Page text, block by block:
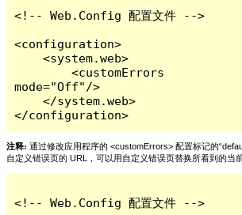
<!-- Web.Config 配置文件 -->
<configuration>
    <system.web>
        <customErrors
mode="Off"/>
    </system.web>
</configuration>
注释: 通过修改应用程序的 <customErrors> 配置标记的
自定义错误页的 URL，可以用自定义错误页替换所看到的当
<!-- Web.Config 配置文件 -->